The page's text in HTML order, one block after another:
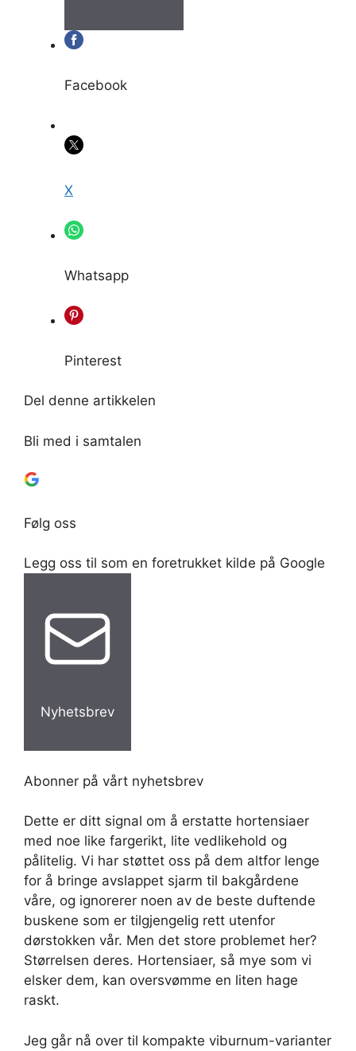
Facebook
X
Whatsapp
Pinterest
Del denne artikkelen
Bli med i samtalen
Følg oss
Legg oss til som en foretrukket kilde på Google
Nyhetsbrev
Abonner på vårt nyhetsbrev
Dette er ditt signal om å erstatte hortensiaer
med noe like fargerikt, lite vedlikehold og
pålitelig. Vi har støttet oss på dem altfor lenge
for å bringe avslappet sjarm til bakgårdene
våre, og ignorerer noen av de beste duftende
buskene som er tilgjengelig rett utenfor
dørstokken vår. Men det store problemet her?
Størrelsen deres. Hortensiaer, så mye som vi
elsker dem, kan oversvømme en liten hage
raskt.
Jeg går nå over til kompakte viburnum-varianter